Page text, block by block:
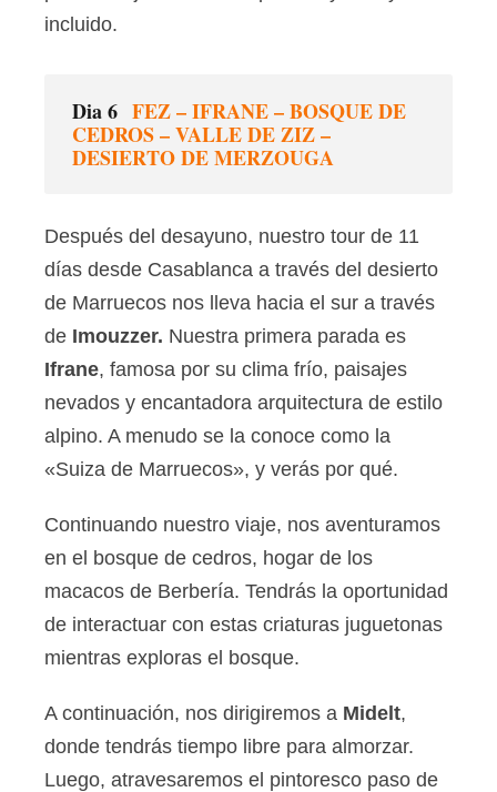
incluido.
Dia 6 FEZ – IFRANE – BOSQUE DE
CEDROS – VALLE DE ZIZ –
DESIERTO DE MERZOUGA
Después del desayuno, nuestro tour de 11
días desde Casablanca a través del desierto
de Marruecos nos lleva hacia el sur a través
de Imouzzer. Nuestra primera parada es
Ifrane, famosa por su clima frío, paisajes
nevados y encantadora arquitectura de estilo
alpino. A menudo se la conoce como la
«Suiza de Marruecos», y verás por qué.
Continuando nuestro viaje, nos aventuramos
en el bosque de cedros, hogar de los
macacos de Berbería. Tendrás la oportunidad
de interactuar con estas criaturas juguetonas
mientras exploras el bosque.
A continuación, nos dirigiremos a Midelt,
donde tendrás tiempo libre para almorzar.
Luego, atravesaremos el pintoresco paso de